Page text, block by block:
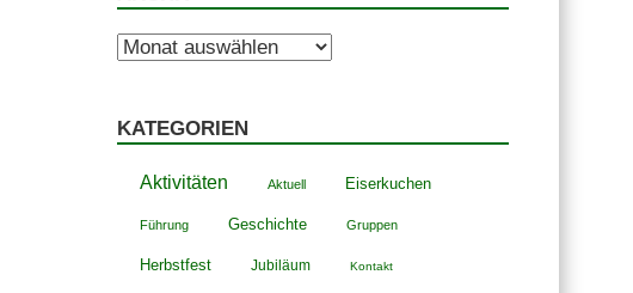
Archiv
KATEGORIEN
Aktivitäten Aktuell Eiserkuchen
Führung Geschichte Gruppen
Herbstfest Jubiläum Kontakt